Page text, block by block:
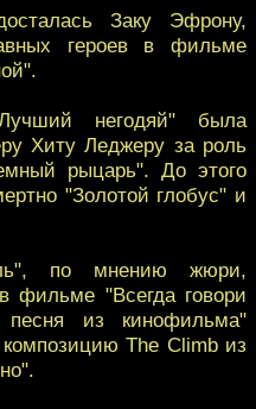
Заку Эфрону,
героев в фильме
негодяй" была
Хиту Леджеру за роль
рыцарь". До этого
"Золотой глобус" и
по мнению жюри,
фильме "Всегда говори
из кинофильма"
The Climb из